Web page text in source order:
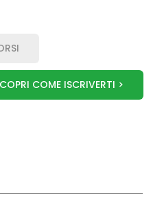
COME ISCRIVERTI >